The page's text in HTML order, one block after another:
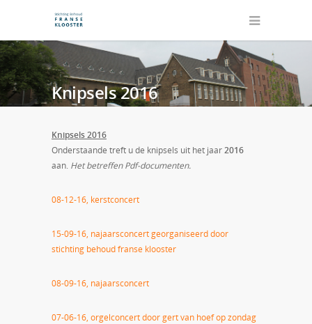
Knipsels 2016
Knipsels 2016
Onderstaande treft u de knipsels uit het jaar2016
aan. Het betreffen Pdf-documenten.
08-12-16, kerstconcert
15-09-16, najaarsconcert georganiseerd door
stichting behoud franse klooster
08-09-16, najaarsconcert
07-06-16, orgelconcert door gert van hoef op zondag